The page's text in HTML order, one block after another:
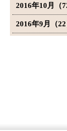
2016年10月（
2016年9月（22